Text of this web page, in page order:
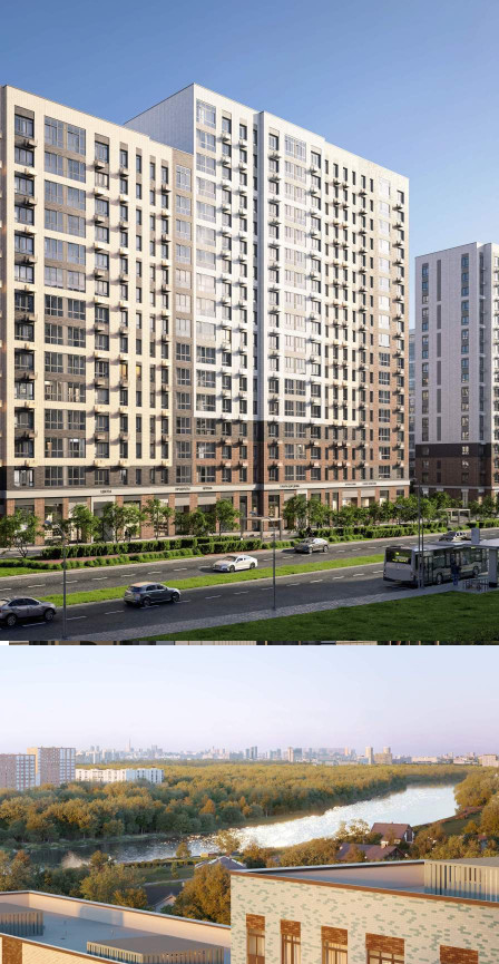
Предлагается
Продажа
Желаемый / подходящий вид деятельности
Не указано
Назначение
Не указано
Размер площади (м2)
76.3
Цена за помещение
23 427 800 руб.
О помещении